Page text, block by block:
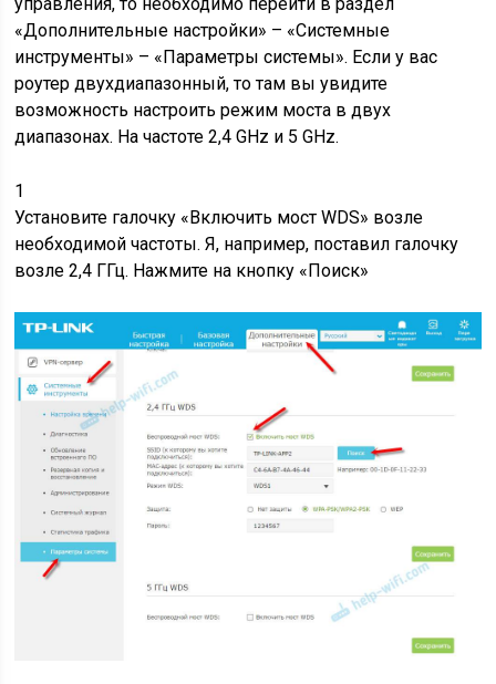
«Дополнительные настройки» – «Системные
инструменты» – «Параметры системы». Если у вас
роутер двухдиапазонный, то там вы увидите
возможность настроить режим моста в двух
диапазонах. На частоте 2,4 GHz и 5 GHz.
1
Установите галочку «Включить мост WDS» возле
необходимой частоты. Я, например, поставил галочку
возле 2,4 ГГц. Нажмите на кнопку «Поиск»